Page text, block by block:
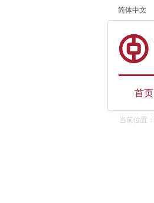
简体中文
首页
当前位置：